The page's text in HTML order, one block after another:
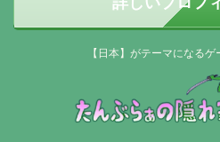
【日本】がテーマになるゲ